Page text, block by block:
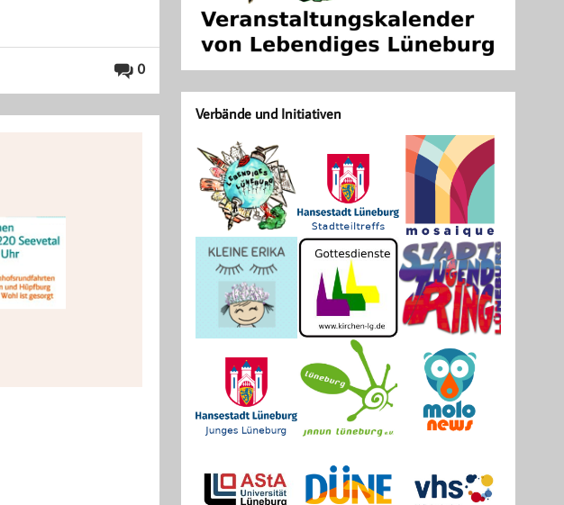
0
Verbände und Initiativen